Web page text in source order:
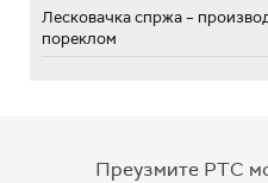
Лесковачка спржа –
пореклом
Преузмите РТС